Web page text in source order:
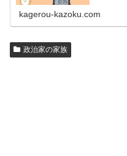
kagerou-kazoku.com
政治家の家族